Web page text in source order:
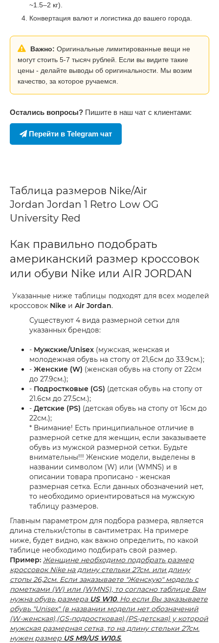
~1.5–2 кг).
Конвертация валют и логистика до вашего города.
Важно: Оригинальные лимитированные вещи не
могут стоить 5-7 тысяч рублей. Если вы видите такие
цены - делайте выводы об оригинальности. Мы возим
качество, за которое ручаемся.
Остались вопросы? Пишите в наш чат с клиентами:
Перейти в Telegram чат
Таблица размеров Nike/Air
Jordan Jordan 1 Retro Low OG
University Red
Как правильно подобрать
американский размер кроссовок
или обуви Nike или AIR JORDAN
Указанные ниже таблицы подходят для всех моделей
кроссовок Nike и Air Jordan.
Существуют 4 вида размерной сетки для
указанных брендов:
- Мужские/Unisex (мужская, женская и
молодежная обувь на стопу от 21,6см до 33.9см.);
- Женские (W) (женская обувь на стопу от 22см
до 27.9см.);
- Подростковые (GS) (детская обувь на стопу от
21.6см до 27.5см.);
- Детские (PS) (детская обувь на стопу от 16см до
22см.);
* Внимание! Есть принципиальное отличие в
размерной сетке для женщин, если заказываете
обувь из мужской размерной сетки. Будьте
внимательны!!! Женские модели, выделены в
названии символом (W) или (WMNS) и в
описании товара прописано - женская
размерная сетка. Если данных обозначений нет,
то необходимо ориентироваться на мужскую
таблицу размеров.
Главным параметром для подбора размера, является
длина стельки/стопы в сантиметрах. На примере
ниже, будет видно, как важно определить, по какой
таблице необходимо подбирать свой размер.
Пример: Женщине необходимо подобрать размер
кроссовок Nike на длину стельки 27см. или длину
стопы 26,2см. Если заказываете "Женскую" модель с
пометками (W) или (WMNS), то согласно таблице Вам
нужна обувь размера US W10. Но если Вы заказываете
обувь "Unisex" (в названии модели нет обозначений
(W-женская),(GS-подростковая),(PS-детская) у которой
мужская размерная сетка, то на длину стельки 27см.
нужен размер US M9/US W10.5.